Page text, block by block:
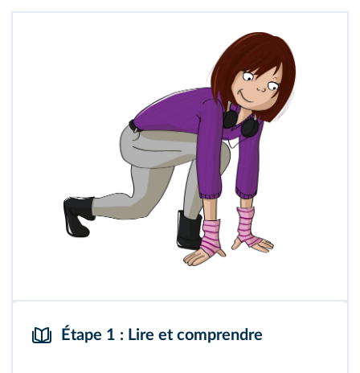
Étape 1 : Lire et comprendre